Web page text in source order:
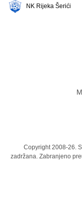
NK Rijeka Šerići
Copyright 2008-26.
zadržana. Zabranjeno